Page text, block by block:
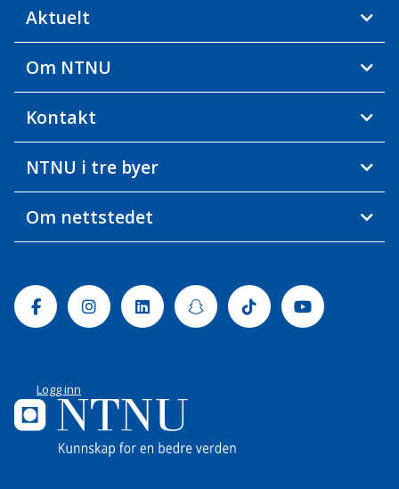
Aktuelt
Om NTNU
Kontakt
NTNU i tre byer
Om nettstedet
FacebookInstagramLinkedinSnapchatTiktok Youtube
Logg inn